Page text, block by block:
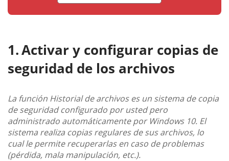
Activar y configurar copias de
seguridad de los archivos
La función Historial de archivos es un sistema de copia
de seguridad configurado por usted pero
administrado automáticamente por Windows 10. El
sistema realiza copias regulares de sus archivos, lo
cual le permite recuperarlas en caso de problemas
(pérdida, mala manipulación, etc.).